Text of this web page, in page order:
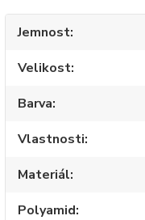
Jemnost
Velikost
Barva
Vlastnosti
Materiál
Polyamid